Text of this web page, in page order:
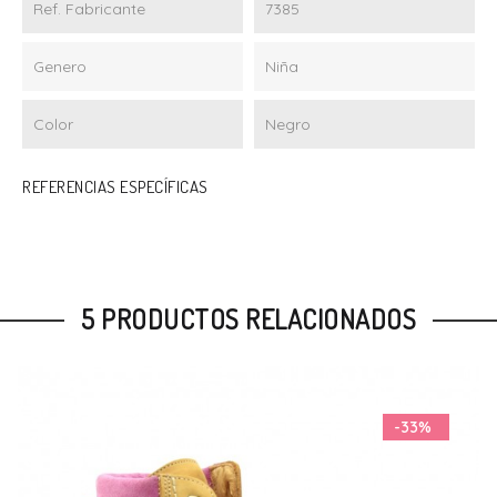
Ref. Fabricante 7385
Genero Niña
Color Negro
REFERENCIAS ESPECÍFICAS
5 PRODUCTOS RELACIONADOS
-42%